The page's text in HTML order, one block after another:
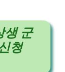
생 군
청